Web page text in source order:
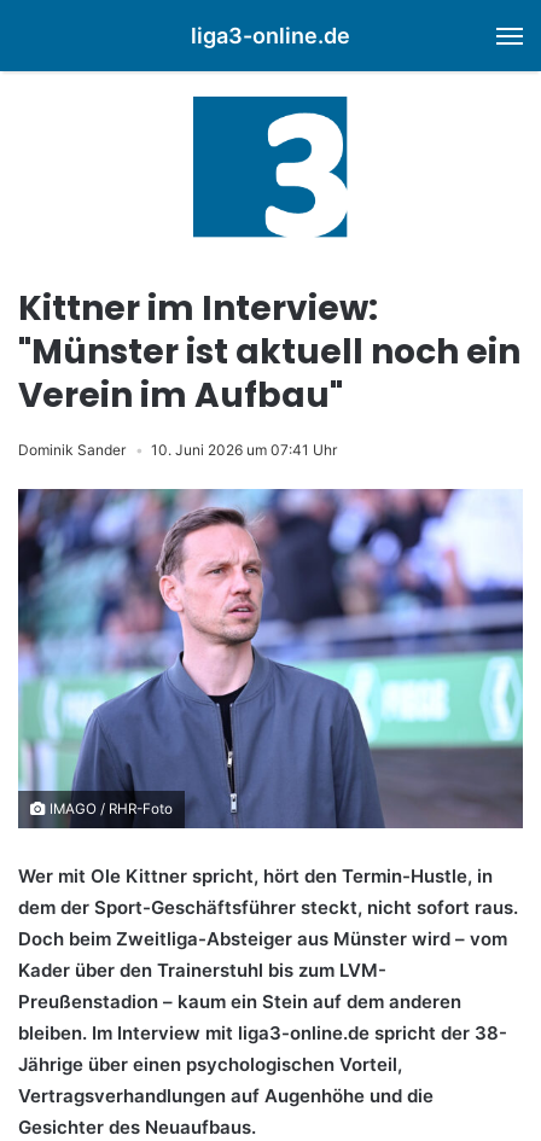
liga3-online.de
Kittner im Interview:
"Münster ist aktuell noch ein
Verein im Aufbau"
Dominik Sander 10. Juni 2026 um 07:41 Uhr
IMAGO / RHR-Foto
Wer mit Ole Kittner spricht, hört den Termin-Hustle, in
dem der Sport-Geschäftsführer steckt, nicht sofort raus.
Doch beim Zweitliga-Absteiger aus Münster wird – vom
Kader über den Trainerstuhl bis zum LVM-
Preußenstadion – kaum ein Stein auf dem anderen
bleiben. Im Interview mit liga3-online.de spricht der 38-
Jährige über einen psychologischen Vorteil,
Vertragsverhandlungen auf Augenhöhe und die
Gesichter des Neuaufbaus.